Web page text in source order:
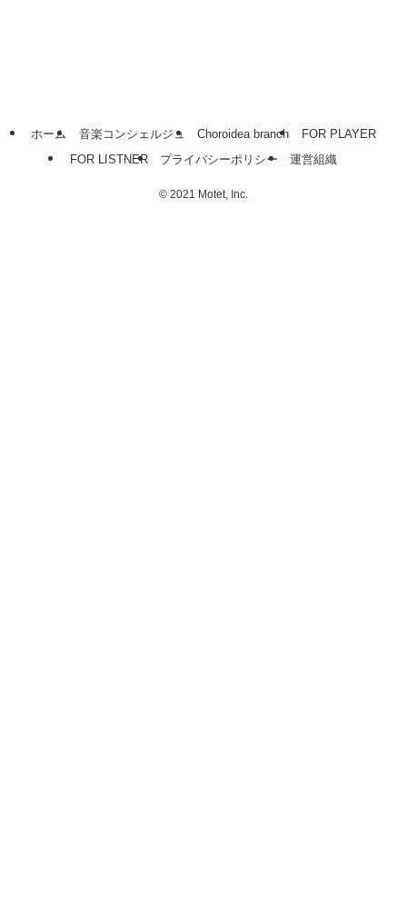
ホーム 音楽コンシェルジュ Choroidea branch
FOR PLAYER
FOR LISTNER
プライバシーポリシー 運営組織
© 2021 Motet, Inc.